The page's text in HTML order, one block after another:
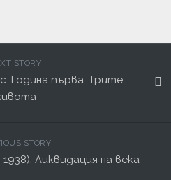
STORY
Година първа: Трите
STORY
Ликвидация на века